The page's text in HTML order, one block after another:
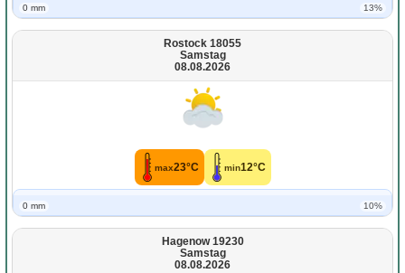
0 mm 13%
Rostock 18055
Samstag
08.08.2026
max23°C min12°C
0 mm 10%
Hagenow 19230
Samstag
08.08.2026